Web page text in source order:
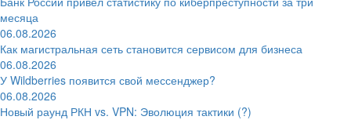
месяца
06.08.2026
Как магистральная сеть становится сервисом для бизнеса
06.08.2026
У Wildberries появится свой мессенджер?
06.08.2026
Новый раунд РКН vs. VPN: Эволюция тактики (?)